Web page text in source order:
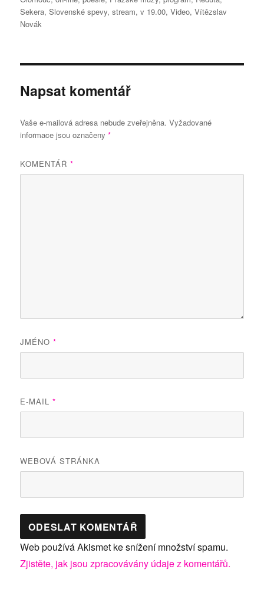
Sekera,Slovenské spevy,stream,v 19.00,Video,Vítězslav
Novák
Napsat komentář
Vaše e-mailová adresa nebude zveřejněna. Vyžadované
informace jsou označeny*
KOMENTÁŘ*
JMÉNO*
E-MAIL*
WEBOVÁ STRÁNKA
Web používá Akismet ke snížení množství spamu.
Zjistěte, jak jsou zpracovávány údaje z komentářů.